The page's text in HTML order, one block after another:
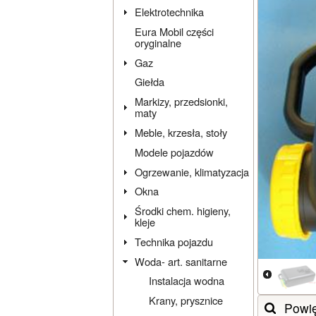
Elektrotechnika
Eura Mobil części
oryginalne
Gaz
Giełda
Markizy, przedsionki,
maty
Meble, krzesła, stoły
Modele pojazdów
Ogrzewanie, klimatyzacja
Okna
Środki chem. higieny,
kleje
Technika pojazdu
Woda- art. sanitarne
Instalacja wodna
Krany, prysznice